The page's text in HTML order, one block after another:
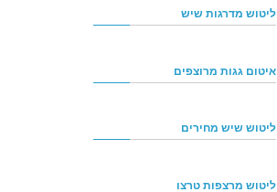
ליטוש מדרגות שיש
איטום גגות מרוצפים
ליטוש שיש מחירים
ליטוש מרצפות טרצו